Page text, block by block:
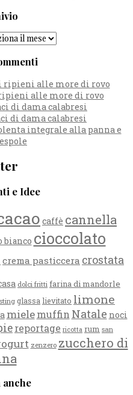
ripieni alle more di rovo
alle more di rovo
di dama calabresi
di dama calabresi
integrale alla panna e
e Idee
caffè cannella
bianco cioccolato
crema pasticcera crostata
dolci fritti farina di mandorle
glassa lievitato limone
miele muffin Natale noci
reportage ricotta rum san
zenzero zucchero di
anche